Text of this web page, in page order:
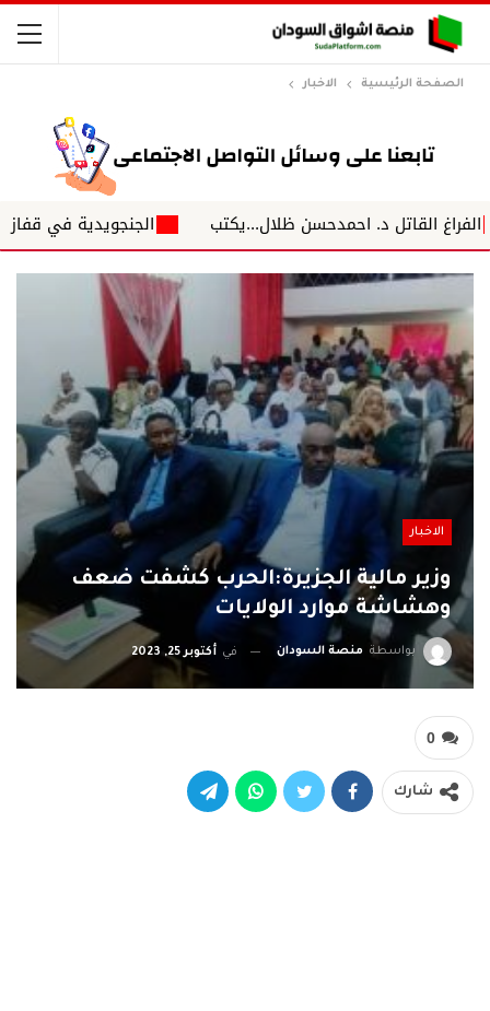
الصفحة الرئيسية الاخبار
د. احمدحسن ظلال...يكتب الجنجويدية في قفاز مخملي
الاخبار
وزير مالية الجزيرة:الحرب كشفت ضعف
وهشاشة موارد الولايات
بواسطة منصة السودان في أكتوبر 25, 2023
0
شارك